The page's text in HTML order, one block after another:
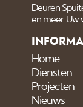
Deuren
en meer. Uw
Home
Diensten
Projecten
Nieuws